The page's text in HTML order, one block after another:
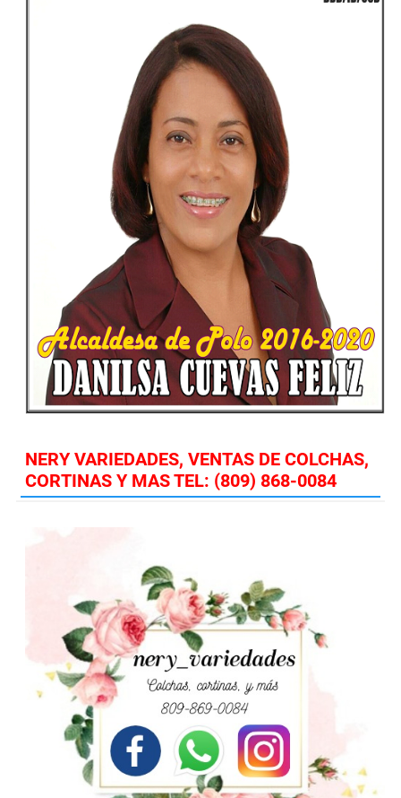
NERY VARIEDADES, VENTAS DE COLCHAS,
CORTINAS Y MAS TEL: (809) 868-0084